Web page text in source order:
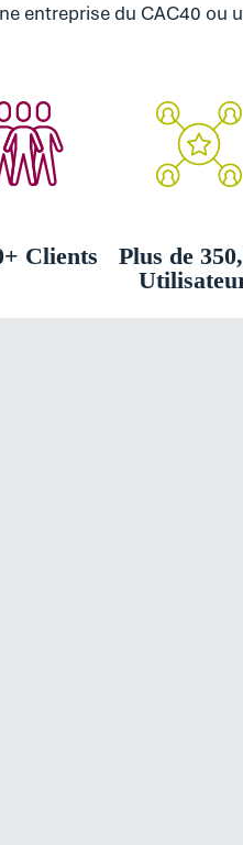
entreprise du CAC40 ou
Clients
Plus de